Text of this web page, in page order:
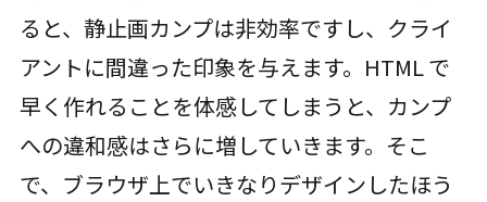
ると、静止画カンプは非効率ですし、クライ
アントに間違った印象を与えます。HTML で
早く作れることを体感してしまうと、カンプ
への違和感はさらに増していきます。そこ
で、ブラウザ上でいきなりデザインしたほう